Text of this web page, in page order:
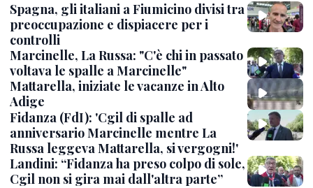
Spagna, gli italiani a Fiumicino divisi tra
preoccupazione e dispiacere per i
controlli
Marcinelle, La Russa: "C'è chi in passato
voltava le spalle a Marcinelle"
Mattarella, iniziate le vacanze in Alto
Adige
Fidanza (FdI): 'Cgil di spalle ad
anniversario Marcinelle mentre La
Russa leggeva Mattarella, si vergogni!'
Landini: “Fidanza ha preso colpo di sole,
Cgil non si gira mai dall'altra parte”